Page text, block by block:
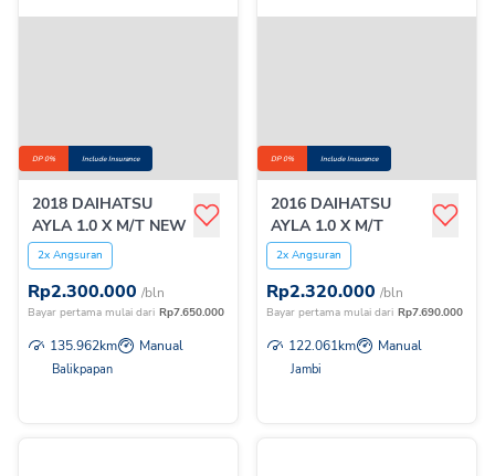
DP 0% Include Insurance
2018 DAIHATSU
AYLA 1.0 X M/T NEW
2x Angsuran
Rp2.300.000 /bln
Bayar pertama mulai dari Rp7.650.000
135.962km Manual
Balikpapan
DP 0% Include Insurance
2016 DAIHATSU
AYLA 1.0 X M/T
2x Angsuran
Rp2.320.000 /bln
Bayar pertama mulai dari Rp7.690.000
122.061km Manual
Jambi